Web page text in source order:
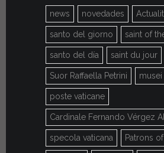
news novedades
santo del giorno saint of
santo del día saint du jour
Suor Raffaella Petrini musei
poste vaticane
Cardinale Fernando Vérgez
specola vaticana Patrons